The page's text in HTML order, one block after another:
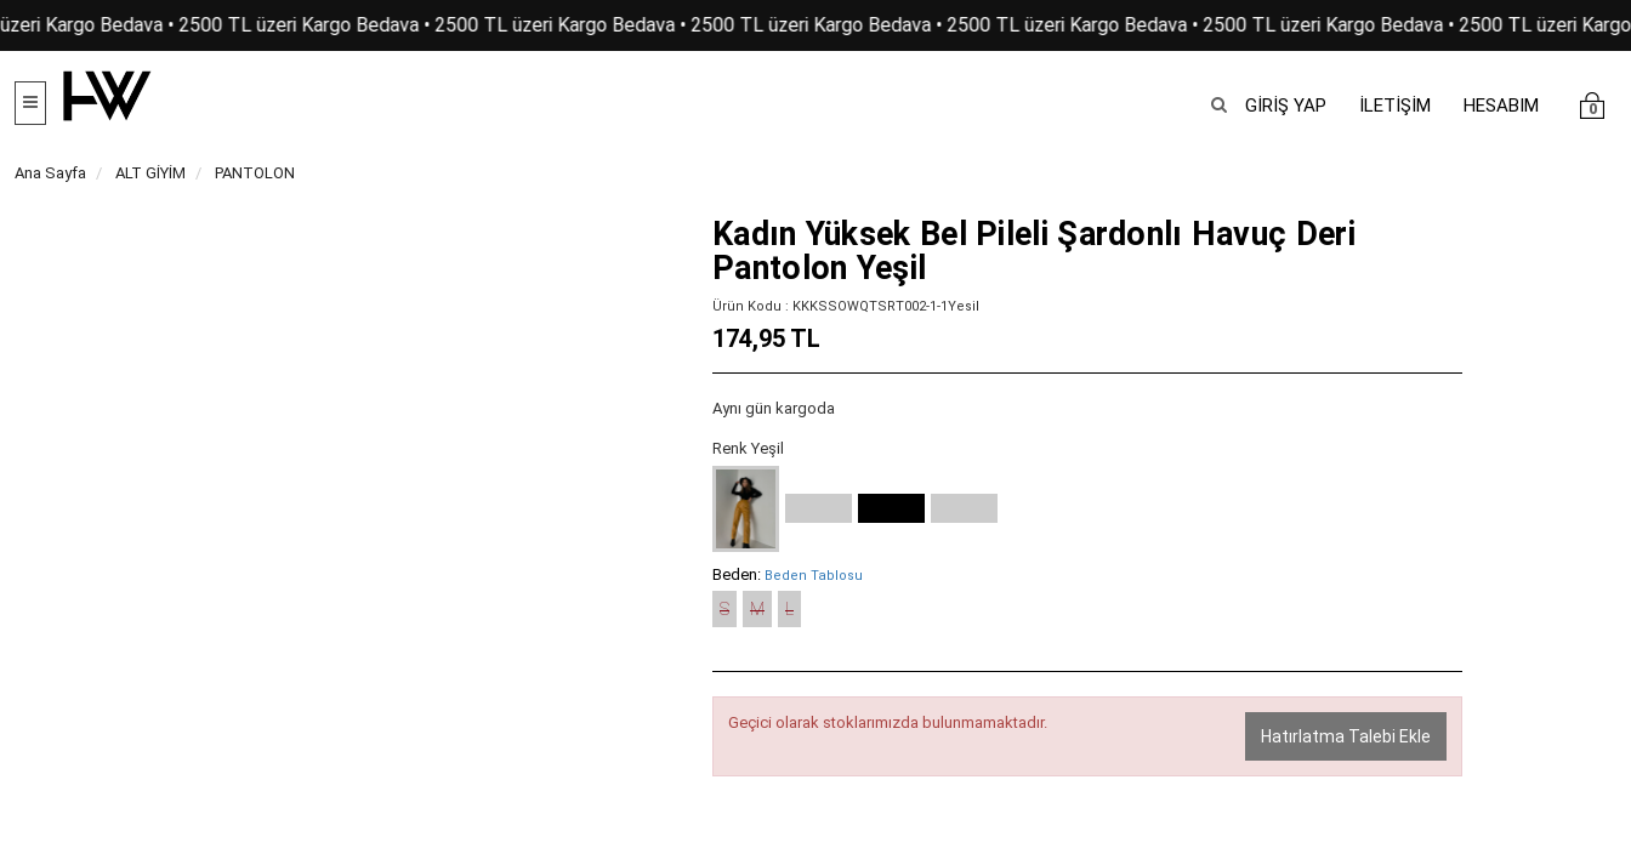
Kargo Bedava • 2500 TL üzeri Kargo Bedava • 2500 TL üzeri Kargo Bedava • 2500 TL üzeri Kargo Bedava • 2500 TL üzeri Kargo Bedava • 2500 TL üzeri Kargo Bedava • 2500 TL üzeri
GIRIŞ YAP İLETİŞİM HESABIM 0
Ana Sayfa ALT GİYİM PANTOLON
Kadın Yüksek Bel Pileli Şardonlı Havuç Deri
Pantolon Yeşil
Ürün Kodu : KKKSSOWQTSRT002-1-1Yesil
174,95 TL
Aynı gün kargoda
Renk Yeşil
Beden: Beden Tablosu
S M L
Geçici olarak stoklarımızda bulunmamaktadır.
Hatırlatma Talebi Ekle